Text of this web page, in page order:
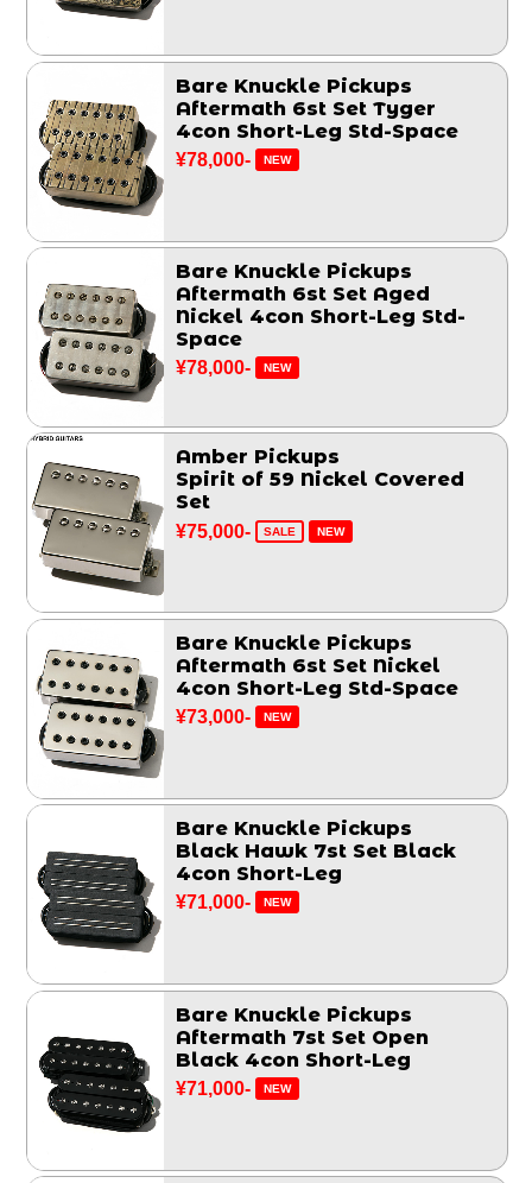
Bare Knuckle Pickups
Aftermath 6st Set Tyger
4con Short-Leg Std-Space
¥78,000- NEW
Bare Knuckle Pickups
Aftermath 6st Set Aged
Nickel 4con Short-Leg Std-
Space
¥78,000- NEW
Amber Pickups
Spirit of 59 Nickel Covered
Set
¥75,000- SALE NEW
Bare Knuckle Pickups
Aftermath 6st Set Nickel
4con Short-Leg Std-Space
¥73,000- NEW
Bare Knuckle Pickups
Black Hawk 7st Set Black
4con Short-Leg
¥71,000- NEW
Bare Knuckle Pickups
Aftermath 7st Set Open
Black 4con Short-Leg
¥71,000- NEW